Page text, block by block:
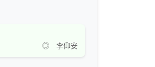
◎ 李仰安